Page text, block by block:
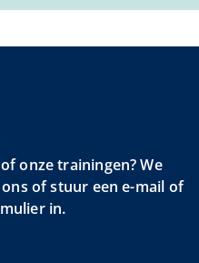
onze trainingen? We
of stuur een e-mail of
in.